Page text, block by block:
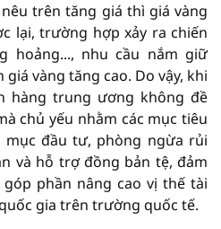
trên tăng giá thì giá vàng
lại, trường hợp xảy ra chiến
hoảng..., nhu cầu nắm giữ
vàng tăng cao. Do vậy, khi
hàng trung ương không đề
chủ yếu nhằm các mục tiêu
mục đầu tư, phòng ngừa rủi
và hỗ trợ đồng bản tệ, đảm
phần nâng cao vị thế tài
gia trên trường quốc tế.